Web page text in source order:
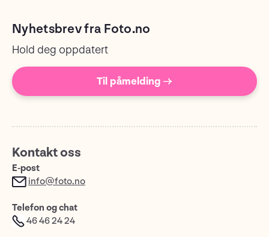
Nyhetsbrev fra Foto.no
Hold deg oppdatert
Til påmelding →
Kontakt oss
E-post
info@foto.no
Telefon og chat
46 46 24 24